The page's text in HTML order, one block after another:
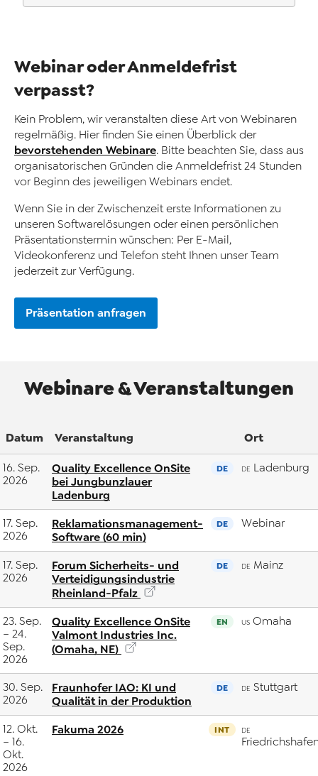
Webinar oder Anmeldefrist
verpasst?
Kein Problem, wir veranstalten diese Art von Webinaren
regelmäßig. Hier finden Sie einen Überblick der
bevorstehenden Webinare. Bitte beachten Sie, dass aus
organisatorischen Gründen die Anmeldefrist 24 Stunden
vor Beginn des jeweiligen Webinars endet.
Wenn Sie in der Zwischenzeit erste Informationen zu
unseren Softwarelösungen oder einen persönlichen
Präsentationstermin wünschen: Per E-Mail,
Videokonferenz und Telefon steht Ihnen unser Team
jederzeit zur Verfügung.
Präsentation anfragen
Webinare & Veranstaltungen
Datum Veranstaltung Ort
16. Sep.
2026
Quality Excellence OnSite
bei Jungbunzlauer
Ladenburg
DE DE Ladenburg
17. Sep.
2026
Reklamationsmanagement-
Software (60 min)
DE Webinar
17. Sep.
2026
Forum Sicherheits- und
Verteidigungsindustrie
Rheinland-Pfalz
DE DE Mainz
23. Sep.
– 24.
Sep.
2026
Quality Excellence OnSite
Valmont Industries Inc.
(Omaha, NE)
EN US Omaha
30. Sep.
2026
Fraunhofer IAO: KI und
Qualität in der Produktion
DE DE Stuttgart
12. Okt.
– 16.
Okt.
2026
Fakuma 2026 INT DE